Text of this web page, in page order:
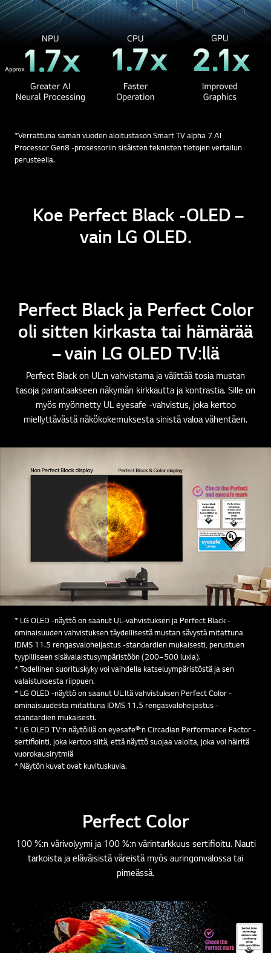
*Verrattuna saman vuoden aloitustason Smart TV alpha 7 AI
Processor Gen8 -prosessoriin sisäisten teknisten tietojen vertailun
perusteella.
Koe Perfect Black -OLED –
vain LG OLED.
Perfect Black ja Perfect Color
oli sitten kirkasta tai hämärää
– vain LG OLED TV:llä
Perfect Black on UL:n vahvistama ja välittää tosia mustan
tasoja parantaakseen näkymän kirkkautta ja kontrastia. Sille on
myös myönnetty UL eyesafe -vahvistus, joka kertoo
miellyttävästä näkökokemuksesta sinistä valoa vähentäen.
* LG OLED -näyttö on saanut UL-vahvistuksen ja Perfect Black -
ominaisuuden vahvistuksen täydellisestä mustan sävystä mitattuna
IDMS 11.5 rengasvaloheijastus -standardien mukaisesti, perustuen
tyypilliseen sisävalaistusympäristöön (200–500 luxia).
* Todellinen suorituskyky voi vaihdella katseluympäristöstä ja sen
valaistuksesta riippuen.
* LG OLED -näyttö on saanut UL:ltä vahvistuksen Perfect Color -
ominaisuudesta mitattuna IDMS 11.5 rengasvaloheijastus -
standardien mukaisesti.
* LG OLED TV:n näytöillä on eyesafe®:n Circadian Performance Factor -
sertifiointi, joka kertoo siitä, että näyttö suojaa valolta, joka voi häiritä
vuorokausirytmiä
* Näytön kuvat ovat kuvituskuvia.
Perfect Color
100 %:n värivolyymi ja 100 %:n värintarkkuus sertifioitu. Nauti
tarkoista ja eläväisistä väreistä myös auringonvalossa tai
pimeässä.